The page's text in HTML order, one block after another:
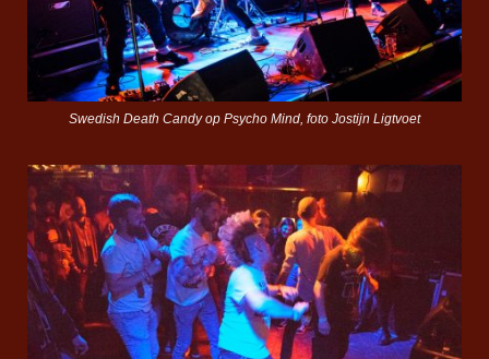
Swedish Death Candy op Psycho Mind, foto Jostijn Ligtvoet